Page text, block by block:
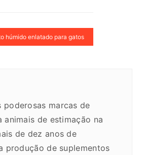
húmido enlatado para gatos
poderosas marcas de
animais de estimação na
de dez anos de
produção de suplementos